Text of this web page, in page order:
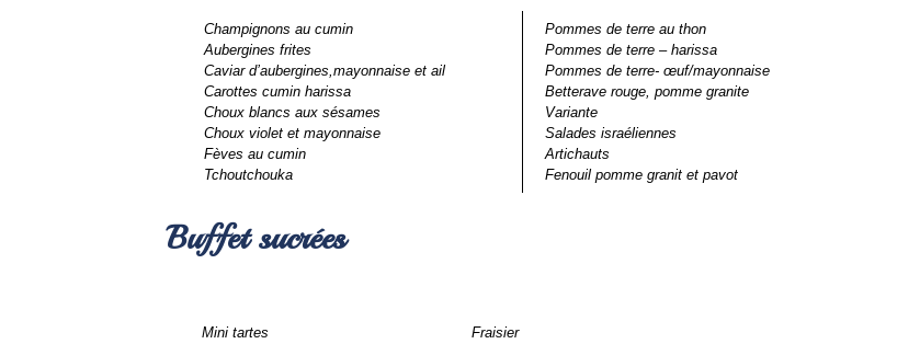
Champignons au cumin
Aubergines frites
Caviar d’aubergines,mayonnaise et ail
Carottes cumin harissa
Choux blancs aux sésames
Choux violet et mayonnaise
Fèves au cumin
Tchoutchouka
Pommes de terre au thon
Pommes de terre – harissa
Pommes de terre- œuf/mayonnaise
Betterave rouge, pomme granite
Variante
Salades israéliennes
Artichauts
Fenouil pomme granit et pavot
Buffet sucrées
Mini tartes
Fraisier